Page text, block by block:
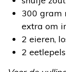
300 gram
extra om
2 eieren,
2